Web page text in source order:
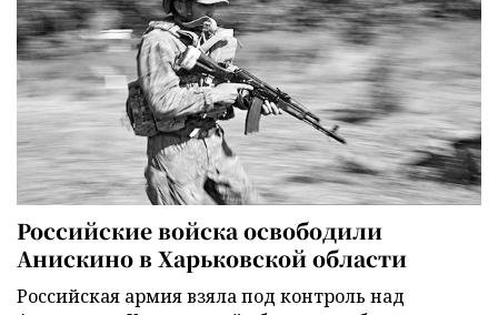
Российские войска освободили
Анискино в Харьковской области
Российская армия взяла под контроль над